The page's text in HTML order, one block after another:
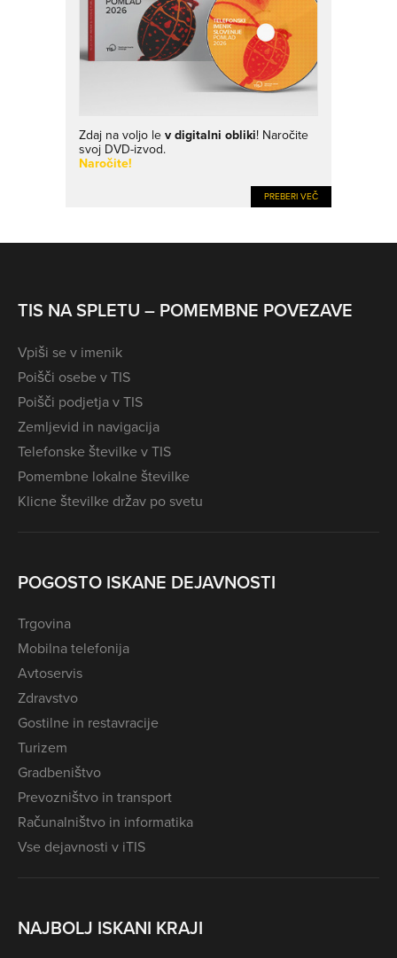
Zdaj na voljo lev digitalni obliki! Naročite
svoj DVD-izvod.
Naročite!
PREBERI VEČ
TIS NA SPLETU – POMEMBNE POVEZAVE
Vpiši se v imenik
Poišči osebe v TIS
Poišči podjetja v TIS
Zemljevid in navigacija
Telefonske številke v TIS
Pomembne lokalne številke
Klicne številke držav po svetu
POGOSTO ISKANE DEJAVNOSTI
Trgovina
Mobilna telefonija
Avtoservis
Zdravstvo
Gostilne in restavracije
Turizem
Gradbeništvo
Prevozništvo in transport
Računalništvo in informatika
Vse dejavnosti v iTIS
NAJBOLJ ISKANI KRAJI